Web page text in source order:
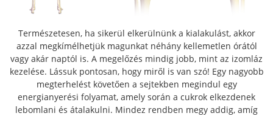
Természetesen, ha sikerül elkerülnünk a kialakulást, akkor
azzal megkímélhetjük magunkat néhány kellemetlen órától
vagy akár naptól is. A megelőzés mindig jobb, mint az izomláz
kezelése. Lássuk pontosan, hogy miről is van szó! Egy nagyobb
megterhelést követően a sejtekben megindul egy
energianyerési folyamat, amely során a cukrok elkezdenek
lebomlani és átalakulni. Mindez rendben megy addig, amíg